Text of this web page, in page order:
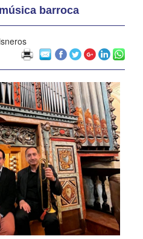
barroca